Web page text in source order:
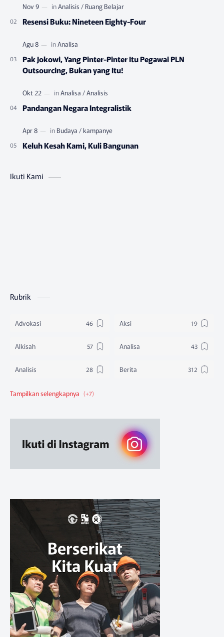
Resensi Buku: Nineteen Eighty-Four
Pak Jokowi, Yang Pinter-Pinter Itu Pegawai PLN
Outsourcing, Bukan yang Itu!
Pandangan Negara Integralistik
Keluh Kesah Kami, Kuli Bangunan
Ikuti Kami
Rubrik
Advokasi Aksi
Alkisah Analisa
Analisis Berita
Berita Federasi
Ruang Belajar Sikap